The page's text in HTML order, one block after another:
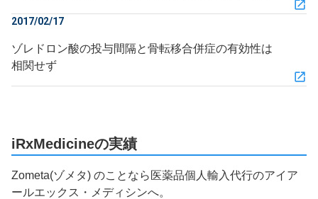
2017/02/17
ゾレドロン酸の投与間隔と骨転移合併症の有効性は
相関せず
iRxMedicineの実績
Zometa(ゾメタ) のことなら医薬品個人輸入代行のアイア
ールエックス・メディシンへ。